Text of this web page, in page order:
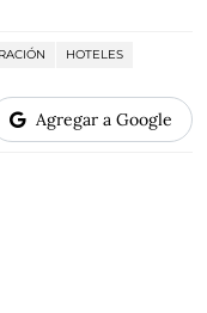
HOTELES
Agregar a Google